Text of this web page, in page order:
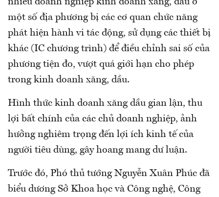
một số địa phương bị các cơ quan chức năng
phát hiện hành vi tác động, sử dụng các thiết bị
khác (IC chương trình) để điều chỉnh sai số của
phương tiện đo, vượt quá giới hạn cho phép
trong kinh doanh xăng, dầu.
Hình thức kinh doanh xăng dầu gian lận, thu
lợi bất chính của các chủ doanh nghiệp, ảnh
hưởng nghiêm trọng đến lợi ích kinh tế của
người tiêu dùng, gây hoang mang dư luận.
Trước đó, Phó thủ tướng Nguyễn Xuân Phúc đã
biểu dương Sở Khoa học và Công nghệ, Công